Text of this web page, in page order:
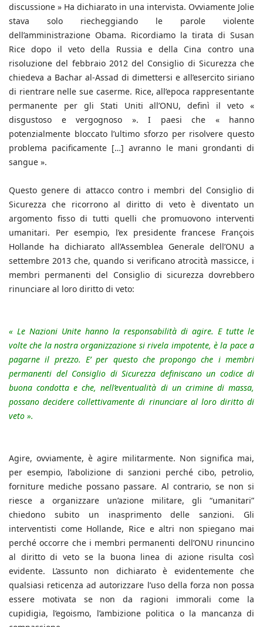
discussione » Ha dichiarato in una intervista. Ovviamente Jolie
stava solo riecheggiando le parole violente
dell’amministrazione Obama. Ricordiamo la tirata di Susan
Rice dopo il veto della Russia e della Cina contro una
risoluzione del febbraio 2012 del Consiglio di Sicurezza che
chiedeva a Bachar al-Assad di dimettersi e all’esercito siriano
di rientrare nelle sue caserme. Rice, all’epoca rappresentante
permanente per gli Stati Uniti all’ONU, definì il veto «
disgustoso e vergognoso ». I paesi che « hanno
potenzialmente bloccato l’ultimo sforzo per risolvere questo
problema pacificamente […] avranno le mani grondanti di
sangue ».
Questo genere di attacco contro i membri del Consiglio di
Sicurezza che ricorrono al diritto di veto è diventato un
argomento fisso di tutti quelli che promuovono interventi
umanitari. Per esempio, l’ex presidente francese François
Hollande ha dichiarato all’Assemblea Generale dell’ONU a
settembre 2013 che, quando si verificano atrocità massicce, i
membri permanenti del Consiglio di sicurezza dovrebbero
rinunciare al loro diritto di veto:
« Le Nazioni Unite hanno la responsabilità di agire. E tutte le
volte che la nostra organizzazione si rivela impotente, è la pace a
pagarne il prezzo. E’ per questo che propongo che i membri
permanenti del Consiglio di Sicurezza definiscano un codice di
buona condotta e che, nell’eventualità di un crimine di massa,
possano decidere collettivamente di rinunciare al loro diritto di
veto ».
Agire, ovviamente, è agire militarmente. Non significa mai,
per esempio, l’abolizione di sanzioni perché cibo, petrolio,
forniture mediche possano passare. Al contrario, se non si
riesce a organizzare un’azione militare, gli “umanitari”
chiedono subito un inasprimento delle sanzioni. Gli
interventisti come Hollande, Rice e altri non spiegano mai
perché occorre che i membri permanenti dell’ONU rinuncino
al diritto di veto se la buona linea di azione risulta così
evidente. L’assunto non dichiarato è evidentemente che
qualsiasi reticenza ad autorizzare l’uso della forza non possa
essere motivata se non da ragioni immorali come la
cupidigia, l’egoismo, l’ambizione politica o la mancanza di